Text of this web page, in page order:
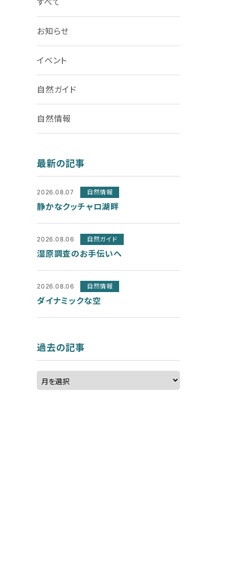
すべて
お知らせ
イベント
自然ガイド
自然情報
最新の記事
2026.08.07 自然情報
静かなクッチャロ湖畔
2026.08.06 自然ガイド
湿原調査のお手伝いへ
2026.08.06 自然情報
ダイナミックな空
過去の記事